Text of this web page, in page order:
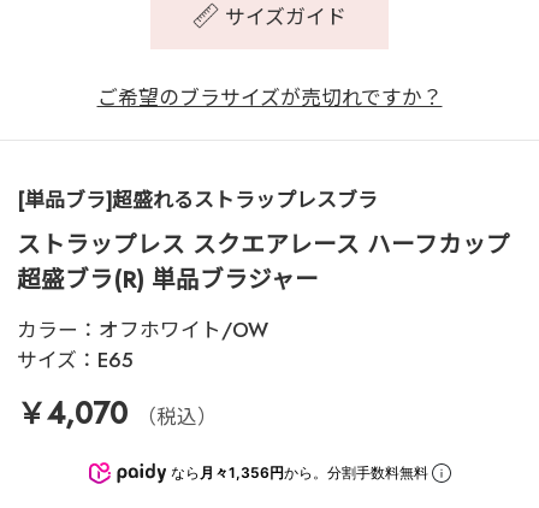
サイズガイド
ご希望のブラサイズが売切れですか？
[単品ブラ]超盛れるストラップレスブラ
ストラップレス スクエアレース ハーフカップ
超盛ブラ(R) 単品ブラジャー
カラー： オフホワイト/OW
サイズ： E65
￥4,070 （税込）
なら 月々1,356円から。分割手数料無料